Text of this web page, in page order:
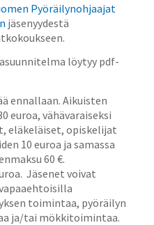
Pyöräilynohjaajat
jäsenyydestä
löytyy pdf-
ennallaan. Aikuisten
euroa, vähävaraiseksi
eläkeläiset, opiskelijat
10 euroa ja samassa
60 €.
Jäsenet voivat
toimintaa, pyöräilyn
ja/tai mökkitoimintaa.